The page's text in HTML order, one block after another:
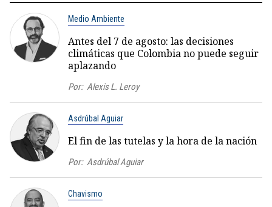
Medio Ambiente
Antes del 7 de agosto: las decisiones
climáticas que Colombia no puede seguir
aplazando
Por: Alexis L. Leroy
Asdrúbal Aguiar
El fin de las tutelas y la hora de la nación
Por: Asdrúbal Aguiar
Chavismo